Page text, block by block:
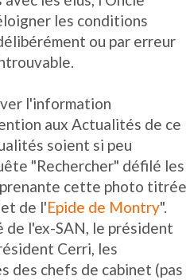
les conditions
ou par erreur
l'information
aux Actualités de ce
soient si peu
"Rechercher" défilé les
cette photo titrée
de l'Epide de Montry".
l'ex-SAN, le président
Cerri, les
des chefs de cabinet (pas